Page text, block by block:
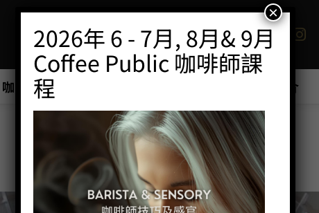
咖啡班/工作坊 優惠最新產品推介
2026年 6 - 7月, 8月& 9月
Coffee Public 咖啡師課
程
×